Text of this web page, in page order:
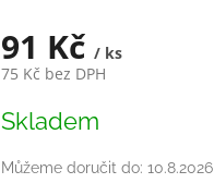
91 Kč / ks
75 Kč bez DPH
cena:
Skladem
Můžeme doručit do: 10.8.2026